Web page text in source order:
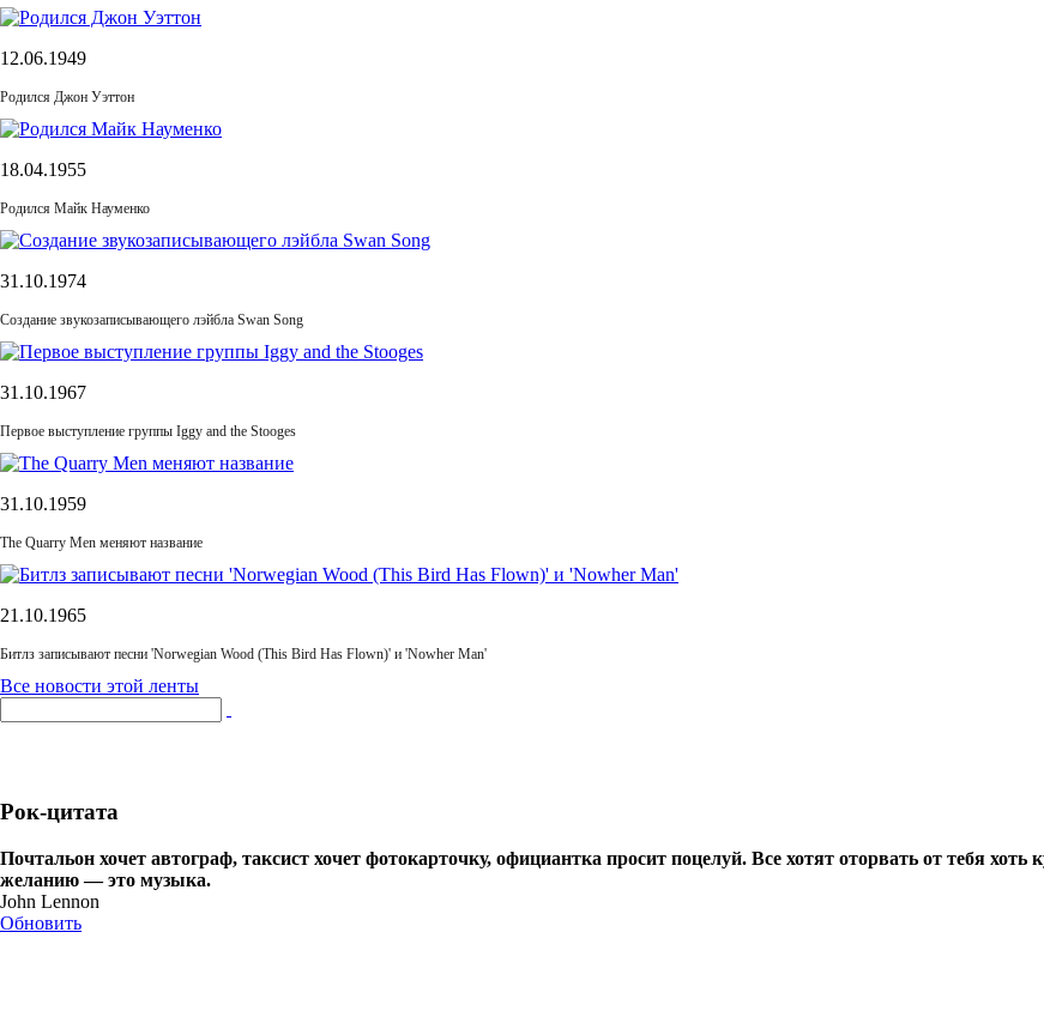
12.06.1949
Родился Джон Уэттон
18.04.1955
Родился Майк Науменко
31.10.1974
Cоздание звукозаписывающего лэйбла Swan Song
31.10.1967
Первое выступление группы Iggy and the Stooges
31.10.1959
The Quarry Men меняют название
21.10.1965
Битлз записывают песни 'Norwegian Wood (This Bird Has Flown)' и 'Nowher Man'
Все новости этой ленты
Рок-цитата
Почтальон хочет автограф, таксист хочет фотокарточку, официантка просит поцелуй. Все хотят оторвать от тебя
желанию — это музыка.
John Lennon
Обновить